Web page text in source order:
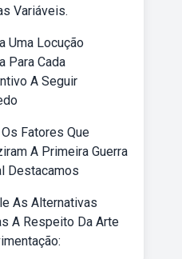
Variáveis.
Uma Locução
Para Cada
A Seguir
Fatores Que
A Primeira Guerra
Destacamos
As Alternativas
A Respeito Da Arte